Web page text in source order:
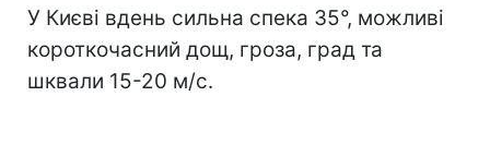
У Києві вдень сильна спека 35°, можливі
короткочасний дощ, гроза, град та
шквали 15-20 м/с.